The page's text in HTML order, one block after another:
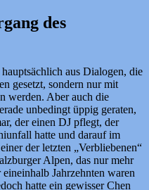
des
aus Dialogen, die
gesetzt, sondern nur mit
werden. Aber auch die
unbedingt üppig geraten,
der einen DJ pflegt, der
hatte und darauf im
der letzten „Verbliebenen“
Alpen, das nur mehr
Jahrzehnten waren
hatte ein gewisser Chen